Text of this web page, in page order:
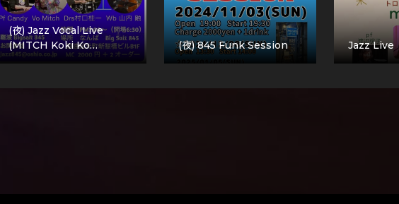
(夜) Jazz Vocal Live
(MITCH Koki Ko…
(夜) 845 Funk Session Jazz Live